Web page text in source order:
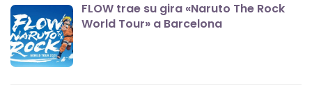
FLOW trae su gira «Naruto The Rock
World Tour» a Barcelona